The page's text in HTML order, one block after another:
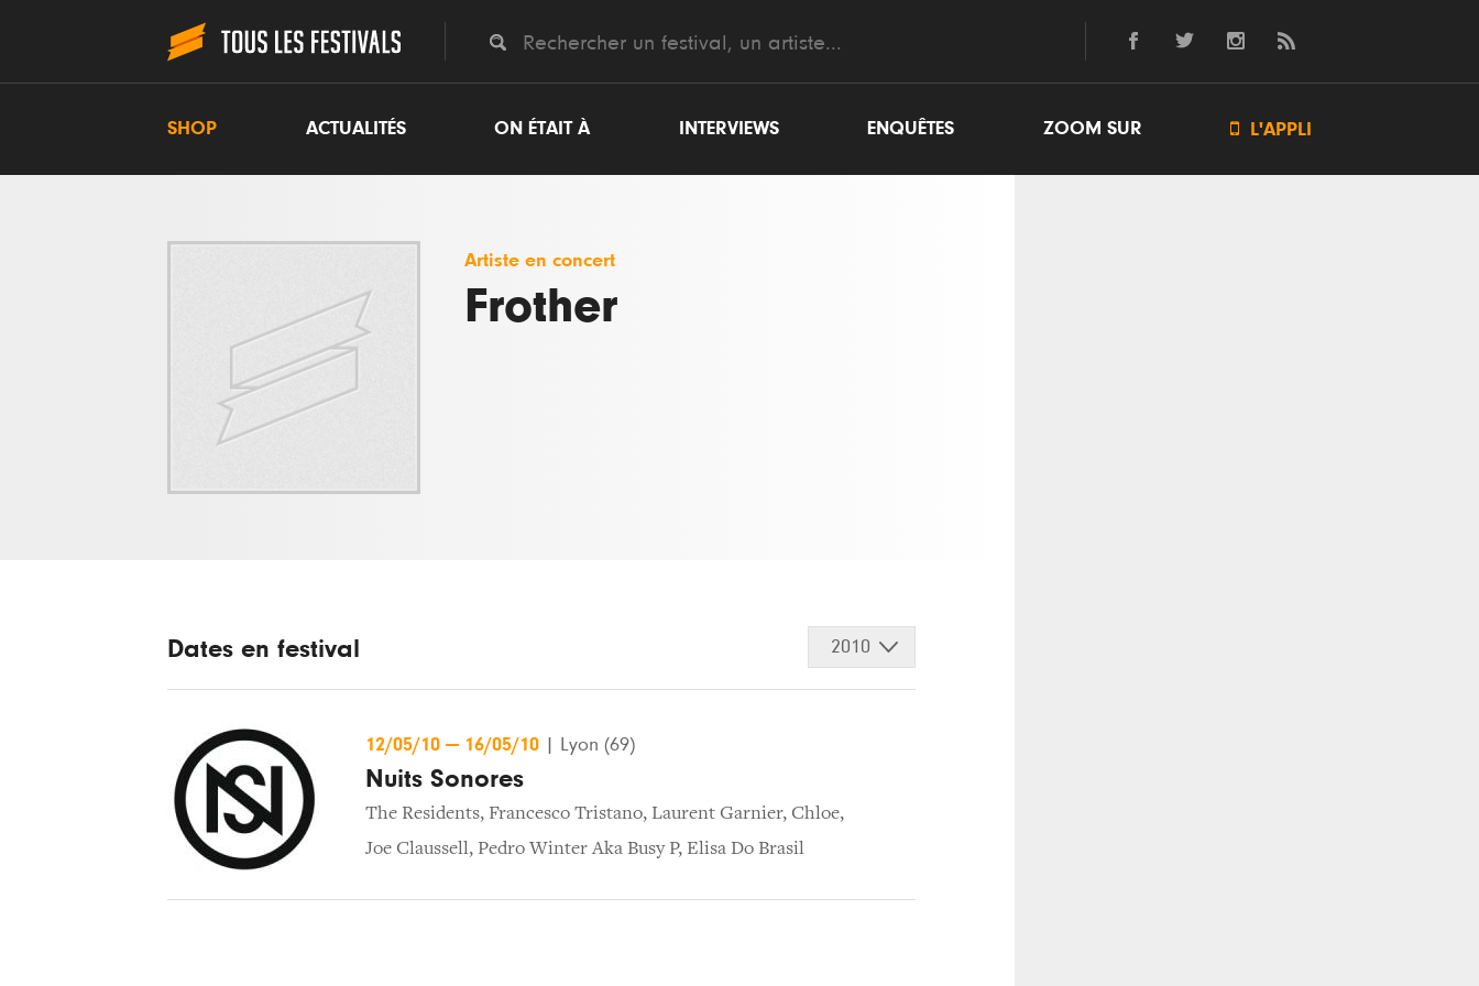
SHOP ACTUALITÉS ON ÉTAIT À INTERVIEWS ENQUÊTES ZOOM SUR  L'APPLI
Artiste en concert
Frother
Dates en festival 2010
12/05/10 — 16/05/10 Lyon (69)
Nuits Sonores
The Residents, Francesco Tristano, Laurent Garnier, Chloe,
Joe Claussell, Pedro Winter Aka Busy P, Elisa Do Brasil